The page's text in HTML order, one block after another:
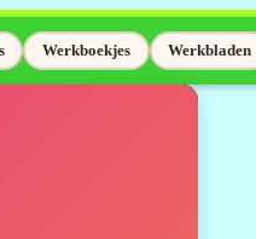
Werkboekjes Werkbladen